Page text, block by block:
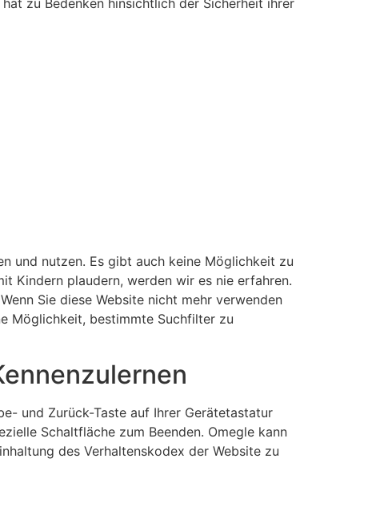
und nutzen. Es gibt auch keine Möglichkeit zu
Kindern plaudern, werden wir es nie erfahren.
Sie diese Website nicht mehr verwenden
Möglichkeit, bestimmte Suchfilter zu
und Zurück-Taste auf Ihrer Gerätetastatur
Schaltfläche zum Beenden. Omegle kann
des Verhaltenskodex der Website zu